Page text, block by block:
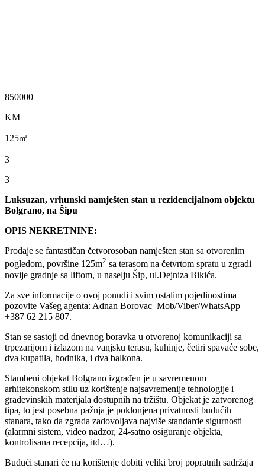
850000
KM
125㎡
3
3
Luksuzan, vrhunski namješten stan u rezidencijalnom objektu
Bolgrano, na Šipu
OPIS NEKRETNINE:
Prodaje se fantastičan četvorosoban namješten stan sa otvorenim
pogledom, površine 125m2 sa terasom na četvrtom spratu u zgradi
novije gradnje sa liftom, u naselju Šip, ul.Dejniza Bikića.
Za sve informacije o ovoj ponudi i svim ostalim pojedinostima
pozovite Vašeg agenta: Adnan Borovac Mob/Viber/WhatsApp
+387 62 215 807.
Stan se sastoji od dnevnog boravka u otvorenoj komunikaciji sa
trpezarijom i izlazom na vanjsku terasu, kuhinje, četiri spavaće sobe,
dva kupatila, hodnika, i dva balkona.
Stambeni objekat Bolgrano izgrađen je u savremenom
arhitekonskom stilu uz korištenje najsavremenije tehnologije i
građevinskih materijala dostupnih na tržištu. Objekat je zatvorenog
tipa, to jest posebna pažnja je poklonjena privatnosti budućih
stanara, tako da zgrada zadovoljava najviše standarde sigurnosti
(alarmni sistem, video nadzor, 24-satno osiguranje objekta,
kontrolisana recepcija, itd…).
Budući stanari će na korištenje dobiti veliki broj popratnih sadržaja